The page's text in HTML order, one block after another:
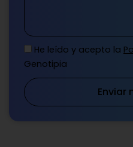
He leído y acepto la
Genotipia
Enviar